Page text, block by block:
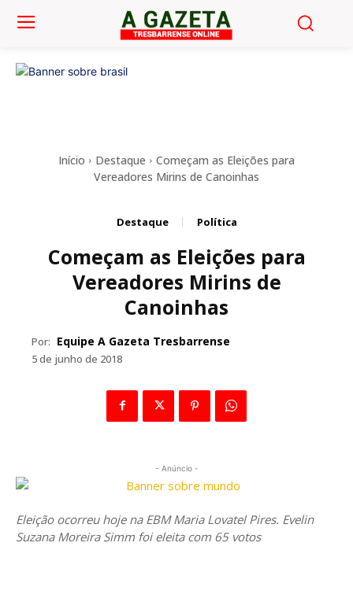
Início Destaque
Começam as Eleições para
Vereadores Mirins de Canoinhas
Destaque Política
Começam as Eleições para
Vereadores Mirins de
Canoinhas
Por: Equipe A Gazeta Tresbarrense
5 de junho de 2018
- Anúncio -
Eleição ocorreu hoje na EBM Maria Lovatel Pires. Evelin
Suzana Moreira Simm foi eleita com 65 votos